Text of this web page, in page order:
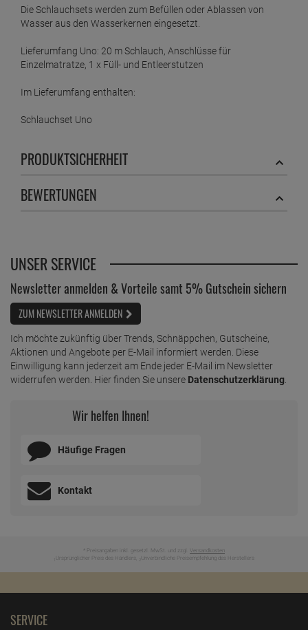
Die Schlauchsets werden zum Befüllen oder Ablassen von
Wasser aus den Wasserkernen eingesetzt.
Lieferumfang Uno: 20 m Schlauch, Anschlüsse für
Einzelmatratze, 1 x Füll- und Entleerstutzen
Im Lieferumfang enthalten:
Schlauchset Uno
PRODUKTSICHERHEIT
BEWERTUNGEN
UNSER SERVICE
Newsletter anmelden & Vorteile samt 5% Gutschein sichern
ZUM NEWSLETTER ANMELDEN
Ich möchte zukünftig über Trends, Schnäppchen, Gutscheine,
Aktionen und Angebote per E-Mail informiert werden. Diese
Einwilligung kann jederzeit am Ende jeder E-Mail im Newsletter
widerrufen werden. Hier finden Sie unsere Datenschutzerklärung.
Wir helfen Ihnen!
Häufige Fragen
Kontakt
* Preisangaben inkl. gesetzl. MwSt. und zzgl. Versandkosten
Ursprünglicher Preis des Händlers, Unverbindliche Preisempfehlung des Herstellers
SERVICE